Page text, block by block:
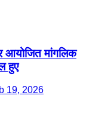
आयोजित मांगलिक
हुए
19, 2026